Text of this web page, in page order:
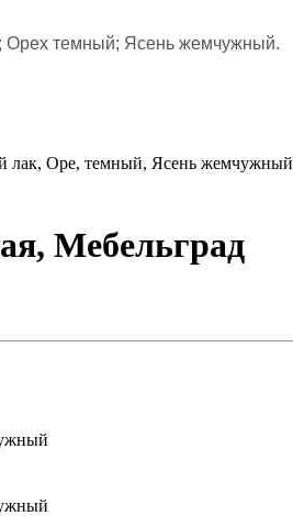
Орех темный; Ясень жемчужный.
лак, Оре, темный, Ясень жемчужный
Мебельград